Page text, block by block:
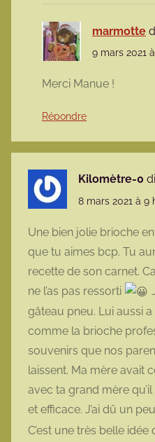
marmotte
9 mars 2021
Merci Manue !
Répondre
Kilomètre-0
8 mars 2021 à 9
Une bien jolie brioche
que tu aimes bcp. Tu
recette de son carnet.
ne l’as pas ressorti
gâteau pneu. Lui aussi
comme la brioche
souvenirs que nos
laissent. Ma mère avait
avec ta grand mère
et efficace. J’ai dû un
C’est une très belle